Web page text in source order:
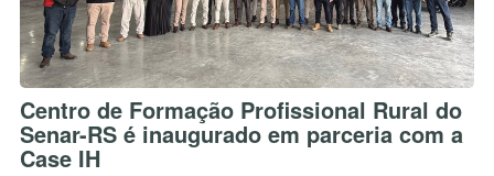
Centro de Formação Profissional Rural do
Senar-RS é inaugurado em parceria com a
Case IH